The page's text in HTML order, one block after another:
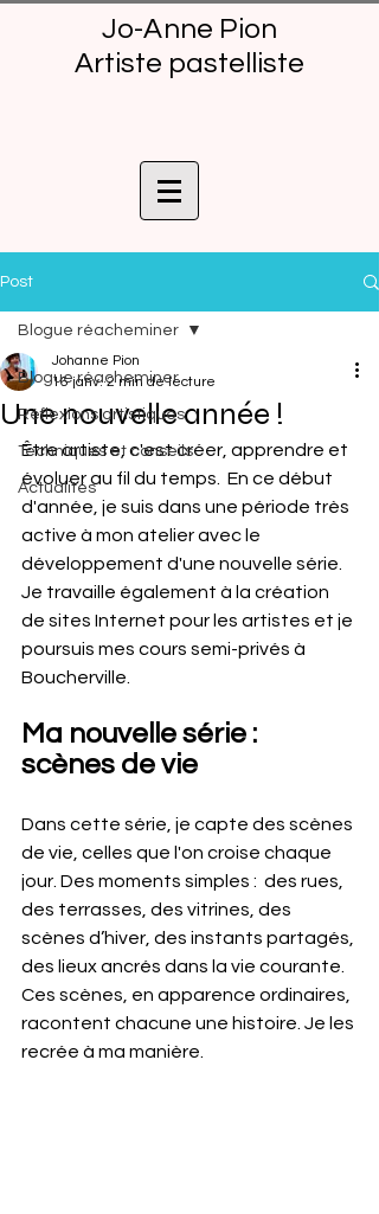
Jo-Anne Pion
Artiste pastelliste
Post
Blogue réacheminer
Réflexions artistiques
Techniques et conseils
Actualités
Blogue réacheminer
Une nouvelle année !
Johanne Pion
16 janv. 2 min de lecture
Être artiste, c'est créer, apprendre et
évoluer au fil du temps.  En ce début
d'année, je suis dans une période très
active à mon atelier avec le
développement d'une nouvelle série.
Je travaille également à la création
de sites Internet pour les artistes et je
poursuis mes cours semi-privés à
Boucherville.
Ma nouvelle série :
scènes de vie
Dans cette série, je capte des scènes
de vie, celles que l'on croise chaque
jour. Des moments simples :  des rues,
des terrasses, des vitrines, des
scènes d’hiver, des instants partagés,
des lieux ancrés dans la vie courante.
Ces scènes, en apparence ordinaires,
racontent chacune une histoire. Je les
recrée à ma manière.